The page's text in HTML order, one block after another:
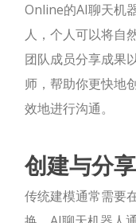
Online的AI聊天机
人，个人可以将自
团队成员分享成果
师，帮助你更快地
效地进行沟通。
创建与分
传统建模通常需要